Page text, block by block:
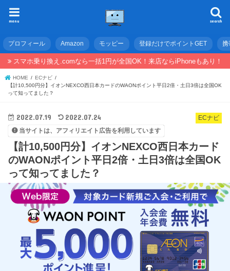
search
menu
プロフィール Amazon モッピー 登録だけでポイントGET 携
スマホ乗り換え.comなら一括1円が全国OK！来店ならiPhoneもあり！
HOME
ECナビ
【計10,500円分】イオンNEXCO西日本カードのWAONポイント平日2倍・土日3倍は全国OK
って知ってました？
ECナビ
2022.07.19 2022.07.24
当サイトは、アフィリエイト広告を利用しています
【計10,500円分】イオンNEXCO西日本カード
のWAONポイント平日2倍・土日3倍は全国OK
って知ってました？